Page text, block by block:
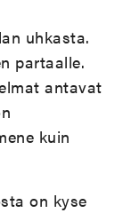
uhkasta.
partaalle.
antavat
kuin
on kyse